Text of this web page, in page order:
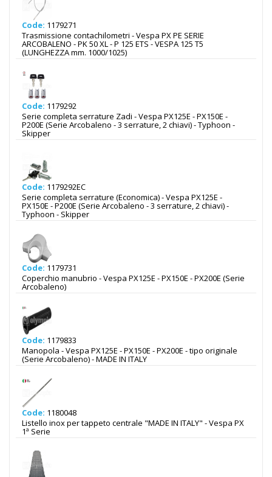
Code: 1179271
Trasmissione contachilometri - Vespa PX PE SERIE
ARCOBALENO - PK 50 XL - P 125 ETS - VESPA 125 T5
(LUNGHEZZA mm. 1000/1025)
Code: 1179292
Serie completa serrature Zadi - Vespa PX125E - PX150E -
P200E (Serie Arcobaleno - 3 serrature, 2 chiavi) - Typhoon -
Skipper
Code: 1179292EC
Serie completa serrature (Economica) - Vespa PX125E -
PX150E - P200E (Serie Arcobaleno - 3 serrature, 2 chiavi) -
Typhoon - Skipper
Code: 1179731
Coperchio manubrio - Vespa PX125E - PX150E - PX200E (Serie
Arcobaleno)
Code: 1179833
Manopola - Vespa PX125E - PX150E - PX200E - tipo originale
(Serie Arcobaleno) - MADE IN ITALY
Code: 1180048
Listello inox per tappeto centrale "MADE IN ITALY" - Vespa PX
1ª Serie